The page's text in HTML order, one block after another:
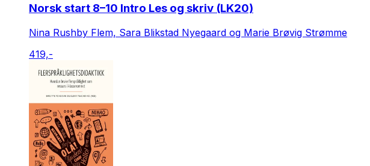
Norsk start 8–10 Intro Les og skriv (LK20)
Nina Rushby Flem, Sara Blikstad Nyegaard og Marie Brøvig Strømme
419,-